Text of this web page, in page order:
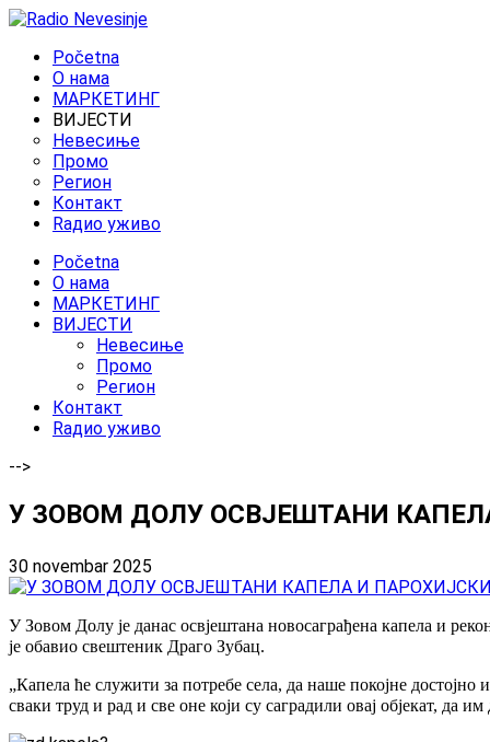
Početna
O нама
МАРКЕТИНГ
ВИЈЕСТИ
Невесиње
Промо
Регион
Контакт
Rадио уживо
Početna
O нама
МАРКЕТИНГ
ВИЈЕСТИ
Невесиње
Промо
Регион
Контакт
Rадио уживо
-->
У ЗОВОМ ДОЛУ ОСВЈЕШТАНИ
30 novembar 2025
У Зовом Долу је данас освјештана новосаграђена капела и
је обавио свештеник Драго Зубац.
„Капела ће служити за потребе села, да наше покојне
сваки труд и рад и све оне који су саградили овај објекат, да